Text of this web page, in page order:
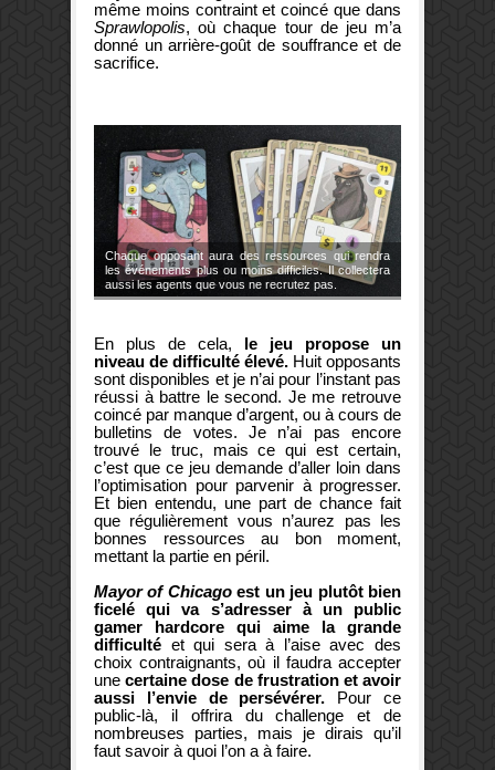
même moins contraint et coincé que dans
Sprawlopolis, où chaque tour de jeu m’a
donné un arrière-goût de souffrance et de
sacrifice.
Chaque opposant aura des ressources qui rendra
les événements plus ou moins difficiles. Il collectera
aussi les agents que vous ne recrutez pas.
En plus de cela, le jeu propose un
niveau de difficulté élevé. Huit opposants
sont disponibles et je n’ai pour l’instant pas
réussi à battre le second. Je me retrouve
coincé par manque d’argent, ou à cours de
bulletins de votes. Je n’ai pas encore
trouvé le truc, mais ce qui est certain,
c’est que ce jeu demande d’aller loin dans
l’optimisation pour parvenir à progresser.
Et bien entendu, une part de chance fait
que régulièrement vous n’aurez pas les
bonnes ressources au bon moment,
mettant la partie en péril.
Mayor of Chicagoest un jeu plutôt bien
ficelé qui va s’adresser à un public
gamer hardcore qui aime la grande
difficulté et qui sera à l’aise avec des
choix contraignants, où il faudra accepter
unecertaine dose de frustration et avoir
aussi l’envie de persévérer. Pour ce
public-là, il offrira du challenge et de
nombreuses parties, mais je dirais qu’il
faut savoir à quoi l’on a à faire.